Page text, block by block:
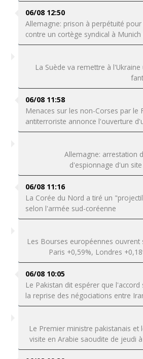
06/08 12:50
Allemagne: prison à perpétuité
contre un cortège syndical à Munich
La Suède va remettre à
06/08 11:58
Menaces sur les non-Corses par le
antiterroriste annonce l'ouverture
Allemagne: arrestation
d'espionnage d'un
06/08 11:16
La Corée du Nord a tiré un
selon l'armée sud-coréenne
Les Bourses européennes ouvrent
Paris +0,59%, Londres
06/08 10:05
Le Pakistan dit espérer que
la reprise des négociations entre
Le Premier ministre pakistanais et
visite en Arabie saoudite de jeudi